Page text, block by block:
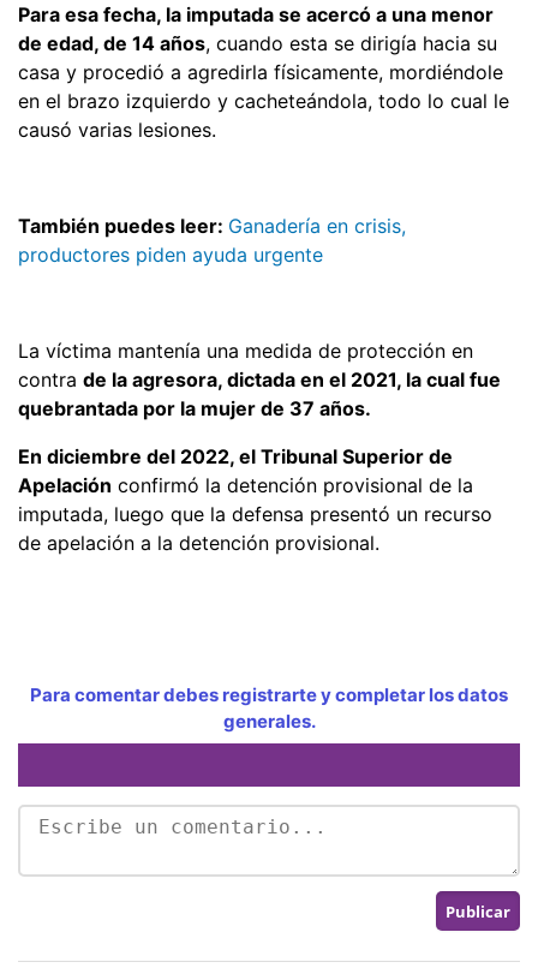
Para esa fecha, la imputada se acercó a una menor
de edad, de 14 años, cuando esta se dirigía hacia su
casa y procedió a agredirla físicamente, mordiéndole
en el brazo izquierdo y cacheteándola, todo lo cual le
causó varias lesiones.
También puedes leer: Ganadería en crisis,
productores piden ayuda urgente
La víctima mantenía una medida de protección en
contra de la agresora, dictada en el 2021, la cual fue
quebrantada por la mujer de 37 años.
En diciembre del 2022, el Tribunal Superior de
Apelación confirmó la detención provisional de la
imputada, luego que la defensa presentó un recurso
de apelación a la detención provisional.
Para comentar debes registrarte y completar los datos
generales.